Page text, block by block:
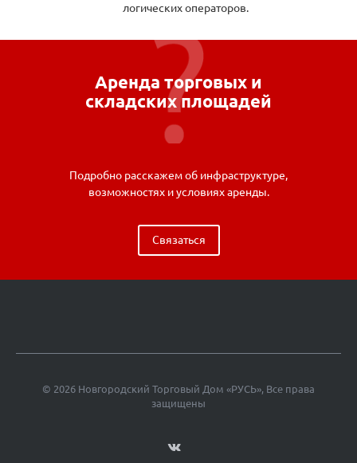
логических операторов.
Аренда торговых и
складских площадей
Подробно расскажем об инфраструктуре,
возможностях и условиях аренды.
Связаться
© 2026 Новгородский Торговый Дом «РУСЬ», Все права
защищены